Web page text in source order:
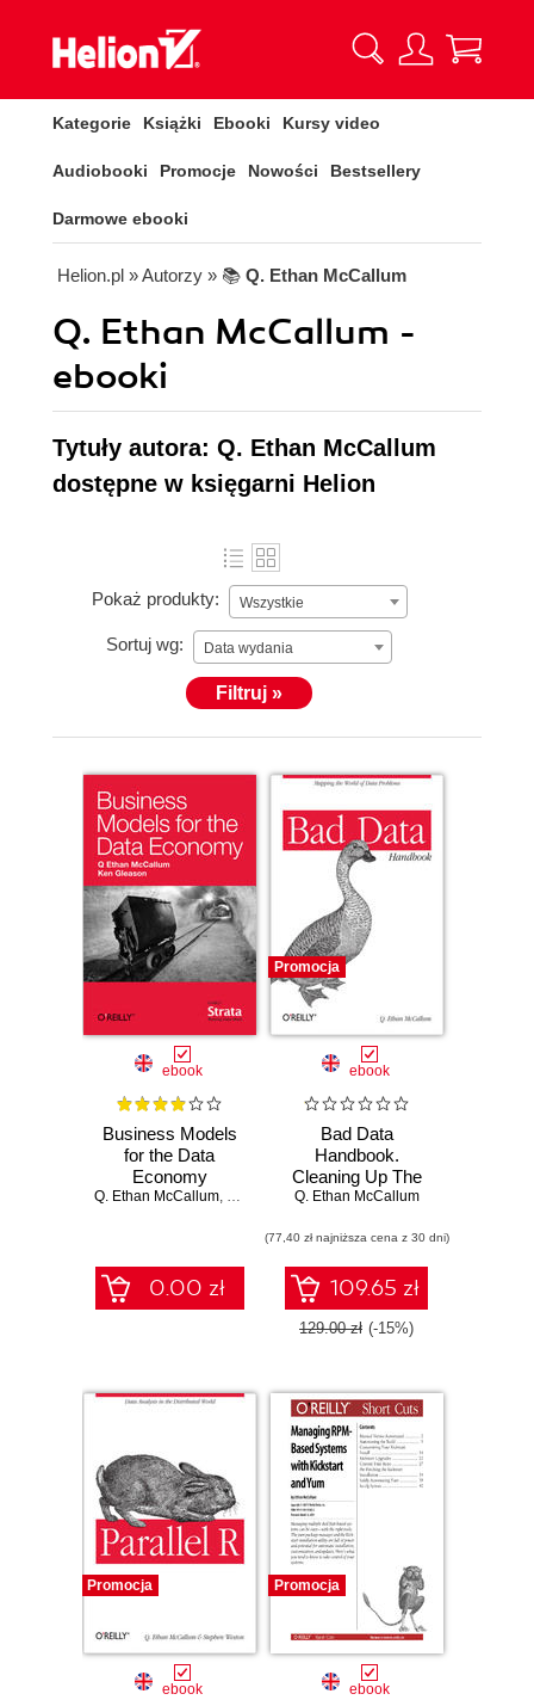
Kategorie Książki Ebooki Kursy video
Audiobooki Promocje Nowości Bestsellery
Darmowe ebooki
Helion.pl » Autorzy » 📚 Q. Ethan McCallum
Q. Ethan McCallum -
ebooki
Tytuły autora: Q. Ethan McCallum
dostępne w księgarni Helion
Pokaż produkty: Wszystkie
Sortuj wg: Data wydania
Filtruj »
ebook
Business Models
for the Data
Economy
Q. Ethan McCallum, Ken Gleason
0.00 zł
Promocja
ebook
Bad Data
Handbook.
Cleaning Up The
Data So You Can
Q. Ethan McCallum
(77,40 zł najniższa cena z 30 dni)
109.65 zł
129.00 zł (-15%)
Promocja
ebook
Promocja
ebook